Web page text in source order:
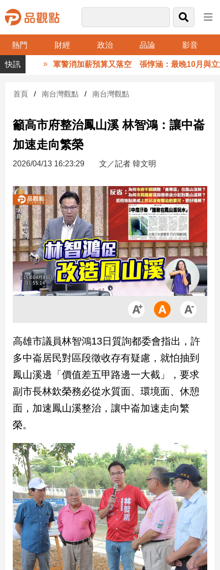
熱門 財經 政治 品論 影音
品
觀
財
台
財
新
產
經/
股
市
房
地
產
品
政
治
政
治
焦
品
觀
民
調
國
會
焦
點
觀
點
軍警消加薪預算又落空 張惇涵：最晚10月與立法院
首頁 南台灣觀點 南台灣觀點
籲高市府整治鳳山溪 林智鴻：讓中崙
加速走向繁榮
2026/04/13 16:23:29 文／記者 韓文明
高雄市議員林智鴻13日質詢都委會指出，許
多中崙居民對區段徵收存有疑慮，就怕抽到
鳳山溪邊「價值差五甲路邊一大截」，要求
副市長林欽榮務必從水質面、環境面、休憩
面，加速鳳山溪整治，讓中崙加速走向繁
榮。